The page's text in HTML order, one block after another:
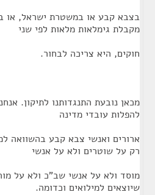
בצבא קבע או במשטרת ישראל, או
מקבלת גימלאות מלאות לפי שני
חוקים, היא צריכה לבחור.
מכאן נובעת התנגדותנו לתיקון.
להפלות עובדי מדינה
ארורים ואנשי צבא קבע בהשוואה
רק על שוטרים ולא על אנשי
מוסד ולא על אנשי שב"כ ולא על
שיוצאים למילואים וכדומה.